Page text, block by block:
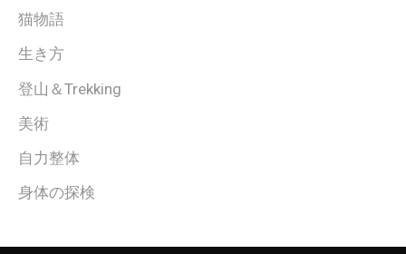
猫物語
生き方
登山＆Trekking
美術
自力整体
身体の探検